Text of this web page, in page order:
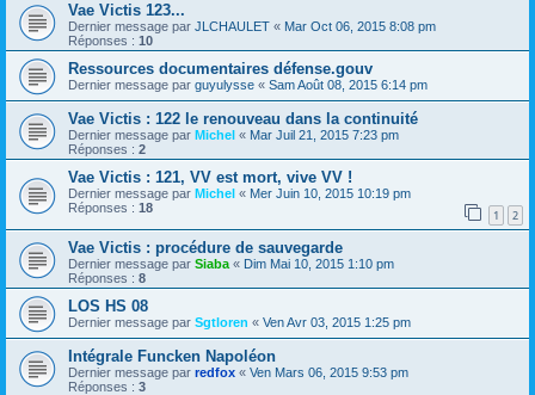
Vae Victis 123...
Dernier message par JLCHAULET « Mar Oct 06, 2015 8:08 pm
Réponses : 10
Ressources documentaires défense.gouv
Dernier message par guyulysse « Sam Août 08, 2015 6:14 pm
Vae Victis : 122 le renouveau dans la continuité
Dernier message par Michel « Mar Juil 21, 2015 7:23 pm
Réponses : 2
Vae Victis : 121, VV est mort, vive VV !
Dernier message par Michel « Mer Juin 10, 2015 10:19 pm
Réponses : 18 1 2
Vae Victis : procédure de sauvegarde
Dernier message par Siaba « Dim Mai 10, 2015 1:10 pm
Réponses : 8
LOS HS 08
Dernier message par Sgtloren « Ven Avr 03, 2015 1:25 pm
Intégrale Funcken Napoléon
Dernier message par redfox « Ven Mars 06, 2015 9:53 pm
Réponses : 3